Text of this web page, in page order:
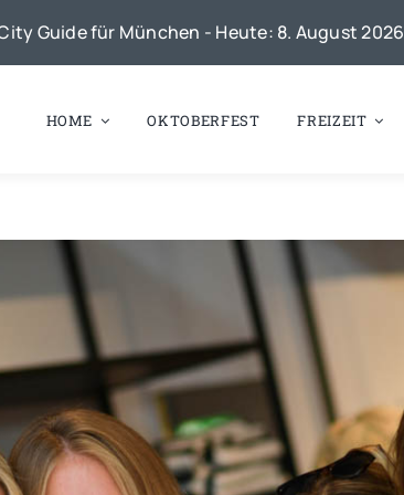
Guide für München - Heute: 8. August 2026
HOME OKTOBERFEST FREIZEIT